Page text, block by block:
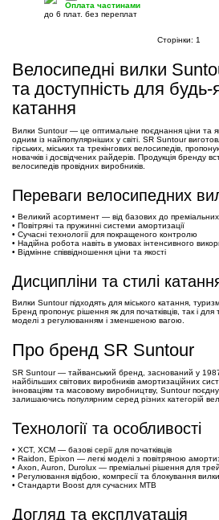
Оплата частинами
до 6 плат. без переплат
Сторінки: 1
Велосипедні вилки
та доступність для будь-
катання
Вилки Suntour — це оптимальне поєднання ціни та
одним із найпопулярніших у світі. SR Suntour
гірських, міських та трекінгових велосипедів,
новачків і досвідчених райдерів. Продукція бренду
велосипедів провідних виробників.
Переваги велосипедних
• Великий асортимент — від базових до
• Повітряні та пружинні системи амортизації
• Сучасні технології для покращеного контролю
• Надійна робота навіть в умовах інтенсивного
• Відмінне співвідношення ціни та якості
Дисципліни та стилі
Вилки Suntour підходять для міського катання,
Бренд пропонує рішення як для початківців, так і для
моделі з регулюванням і зменшеною вагою.
Про бренд SR Suntour
SR Suntour — тайванський бренд, заснований у
найбільших світових виробників амортизаційних
інноваціям та масовому виробництву, Suntour поєднує
залишаючись популярним серед різних категорій
Технології та особливості
• XCT, XCM — базові серії для початківців
• Raidon, Epixon — легкі моделі з повітряною
• Axon, Auron, Durolux — преміальні рішення для
• Регулювання відбою, компресії та блокування вилки
• Стандарти Boost для сучасних MTB
Догляд та експлуатація